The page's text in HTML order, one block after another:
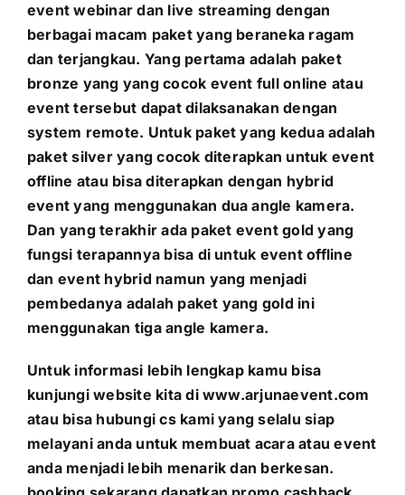
event webinar dan live streaming dengan
berbagai macam paket yang beraneka ragam
dan terjangkau. Yang pertama adalah paket
bronze yang yang cocok event full online atau
event tersebut dapat dilaksanakan dengan
system remote. Untuk paket yang kedua adalah
paket silver yang cocok diterapkan untuk event
offline atau bisa diterapkan dengan hybrid
event yang menggunakan dua angle kamera.
Dan yang terakhir ada paket event gold yang
fungsi terapannya bisa di untuk event offline
dan event hybrid namun yang menjadi
pembedanya adalah paket yang gold ini
menggunakan tiga angle kamera.
Untuk informasi lebih lengkap kamu bisa
kunjungi website kita diwww.arjunaevent.com
atau bisa hubungi cs kami yang selalu siap
melayani anda untuk membuat acara atau event
anda menjadi lebih menarik dan berkesan.